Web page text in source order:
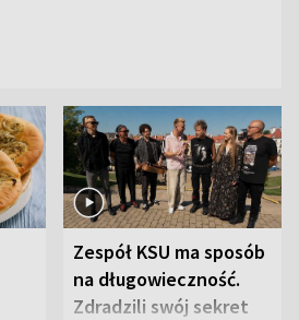
Zespół KSU ma sposób
na długowieczność.
Zdradzili swój sekret